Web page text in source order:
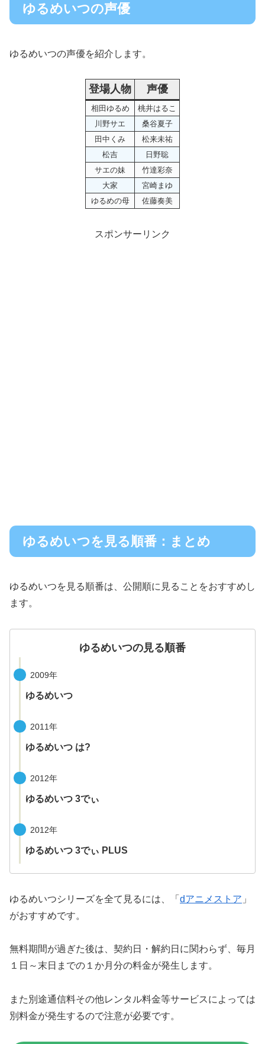
ゆるめいつの声優
ゆるめいつの声優を紹介します。
登場人物 声優
相田ゆるめ
桃井はるこ
川野サエ
桑谷夏子
田中くみ
松来未祐
松吉
日野聡
サエの妹
竹達彩奈
大家
宮崎まゆ
ゆるめの母
佐藤奏美
スポンサーリンク
ゆるめいつを見る順番：まとめ
ゆるめいつを見る順番は、公開順に見ることをおすすめし
ます。
ゆるめいつの見る順番
2009年
ゆるめいつ
2011年
ゆるめいつ は?
2012年
ゆるめいつ 3でぃ
2012年
ゆるめいつ 3でぃ PLUS
ゆるめいつシリーズを全て見るには、「 dアニメストア 」
がおすすめです。
無料期間が過ぎた後は、契約日・解約日に関わらず、毎月
１日～末日までの１か月分の料金が発生します。
また別途通信料その他レンタル料金等サービスによっては
別料金が発生するので注意が必要です。